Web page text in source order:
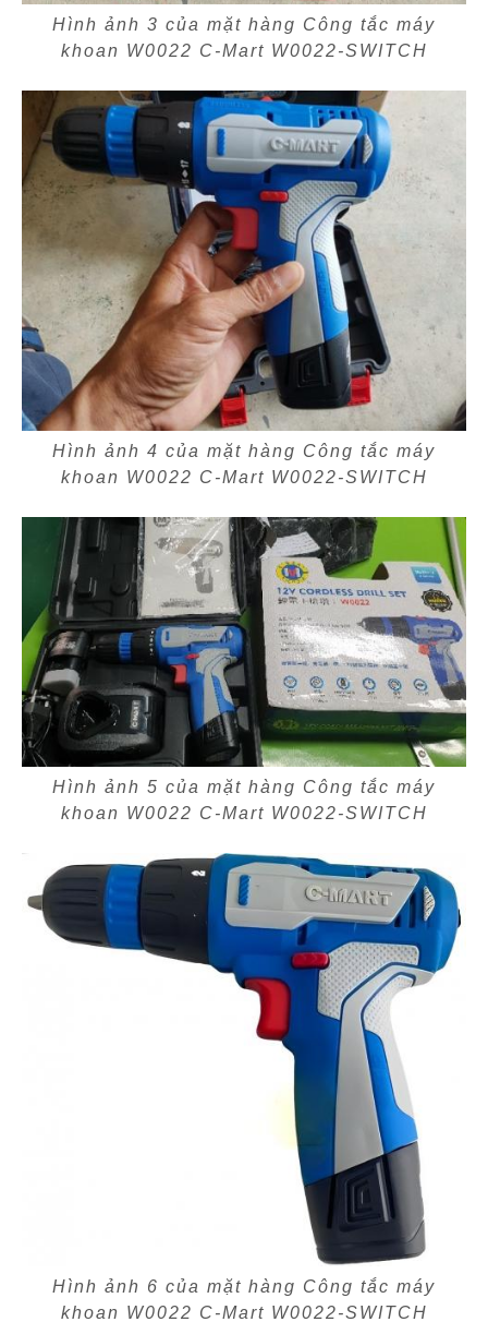
Hình ảnh 3 của mặt hàng Công tắc máy
khoan W0022 C-Mart W0022-SWITCH
Hình ảnh 4 của mặt hàng Công tắc máy
khoan W0022 C-Mart W0022-SWITCH
Hình ảnh 5 của mặt hàng Công tắc máy
khoan W0022 C-Mart W0022-SWITCH
Hình ảnh 6 của mặt hàng Công tắc máy
khoan W0022 C-Mart W0022-SWITCH